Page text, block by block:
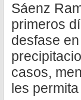
Sáenz
primeros
desfase
casos,
les